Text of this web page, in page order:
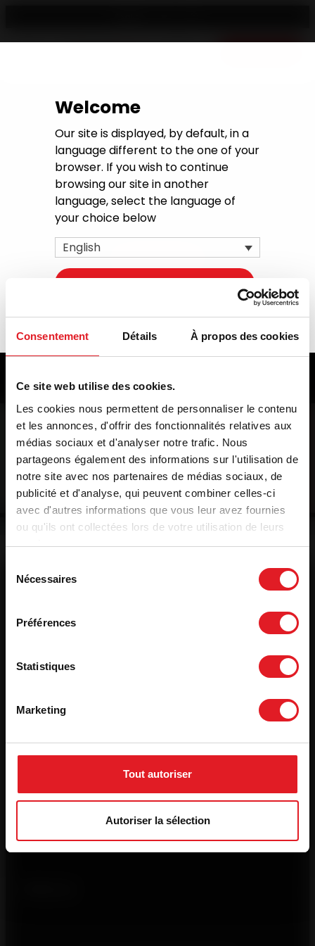
Consentement Détails À propos des cookies
Ce site web utilise des cookies.
Les cookies nous permettent de personnaliser le contenu
et les annonces, d'offrir des fonctionnalités relatives aux
médias sociaux et d'analyser notre trafic. Nous
partageons également des informations sur l'utilisation de
notre site avec nos partenaires de médias sociaux, de
publicité et d'analyse, qui peuvent combiner celles-ci
avec d'autres informations que vous leur avez fournies
ou qu'ils ont collectées lors de votre utilisation de leurs
services.
Nécessaires
Préférences
Statistiques
Marketing
Tout autoriser
Autoriser la sélection
Press Lounge
Press Lounge
Access media kits and HD photos
MEDIA KIT
For any request for information, contact:
: +33 6 20 42 38 60
Who we are
Welcome
Our site is displayed, by default, in a
language different to the one of your
browser. If you wish to continue
browsing our site in another
language, select the language of
your choice below
English